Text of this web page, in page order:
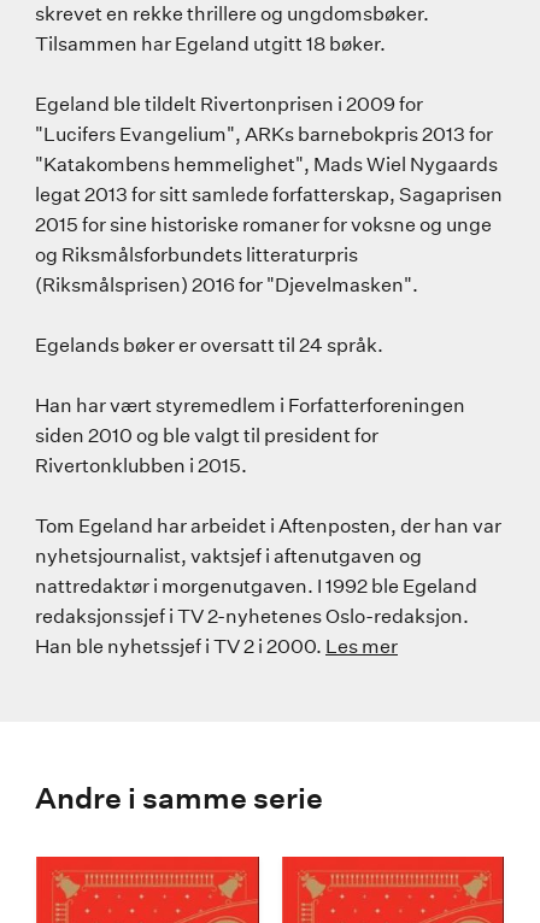
skrevet en rekke thrillere og ungdomsbøker.
Tilsammen har Egeland utgitt 18 bøker.
Egeland ble tildelt Rivertonprisen i 2009 for
"Lucifers Evangelium", ARKs barnebokpris 2013 for
"Katakombens hemmelighet", Mads Wiel Nygaards
legat 2013 for sitt samlede forfatterskap, Sagaprisen
2015 for sine historiske romaner for voksne og unge
og Riksmålsforbundets litteraturpris
(Riksmålsprisen) 2016 for "Djevelmasken".
Egelands bøker er oversatt til 24 språk.
Han har vært styremedlem i Forfatterforeningen
siden 2010 og ble valgt til president for
Rivertonklubben i 2015.
Tom Egeland har arbeidet i Aftenposten, der han var
nyhetsjournalist, vaktsjef i aftenutgaven og
nattredaktør i morgenutgaven. I 1992 ble Egeland
redaksjonssjef i TV 2-nyhetenes Oslo-redaksjon.
Han ble nyhetssjef i TV 2 i 2000. Les mer
Andre i samme serie